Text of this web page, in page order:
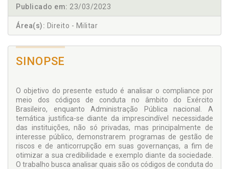
Publicado em: 23/03/2023
Área(s): Direito - Militar
SINOPSE
O objetivo do presente estudo é analisar o compliance por
meio dos códigos de conduta no âmbito do Exército
Brasileiro, enquanto Administração Pública nacional. A
temática justifica-se diante da imprescindível necessidade
das instituições, não só privadas, mas principalmente de
interesse público, demonstrarem programas de gestão de
riscos e de anticorrupção em suas governanças, a fim de
otimizar a sua credibilidade e exemplo diante da sociedade.
O trabalho busca analisar quais são os códigos de conduta do